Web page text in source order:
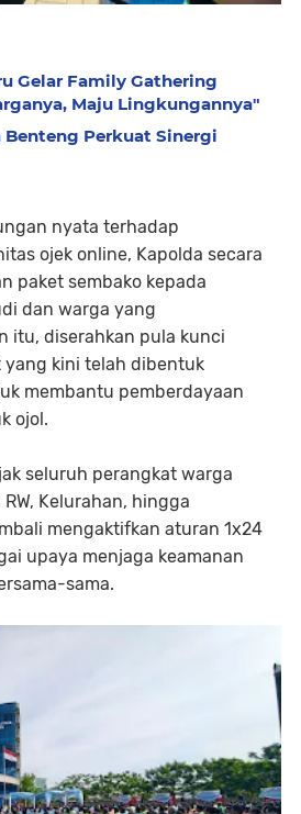
Gelar Family Gathering
Maju Lingkungannya"
Benteng Perkuat Sinergi
nyata terhadap
ojek online, Kapolda secara
paket sembako kepada
dan warga yang
itu, diserahkan pula kunci
yang kini telah dibentuk
membantu pemberdayaan
ojol.
seluruh perangkat warga
Kelurahan, hingga
mengaktifkan aturan 1x24
upaya menjaga keamanan
sama.